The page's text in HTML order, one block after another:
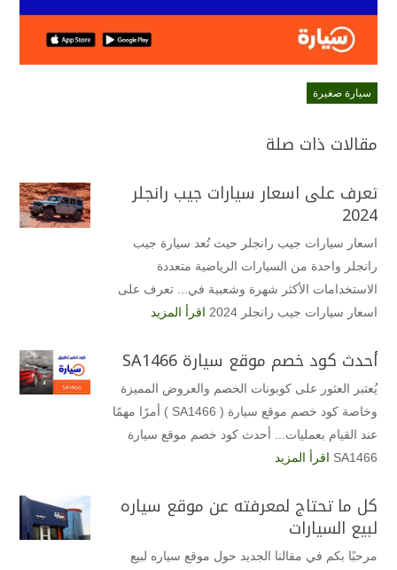
سيارة صغيرة
مقالات ذات صلة
تعرف على اسعار سيارات جيب رانجلر
2024
اسعار سيارات جيب رانجلر حيث تُعد سيارة جيب
رانجلر واحدة من السيارات الرياضية متعددة
الاستخدامات الأكثر شهرة وشعبية في... تعرف على
اسعار سيارات جيب رانجلر 2024
اقرأ المزيد
أحدث كود خصم موقع سيارة SA1466
يُعتبر العثور على كوبونات الخصم والعروض المميزة
وخاصة كود خصم موقع سيارة ( SA1466 ) أمرًا مهمًا
عند القيام بعمليات... أحدث كود خصم موقع سيارة
SA1466 اقرأ المزيد
كل ما تحتاج لمعرفته عن موقع سياره
لبيع السيارات
مرحبًا بكم في مقالنا الجديد حول موقع سياره لبيع